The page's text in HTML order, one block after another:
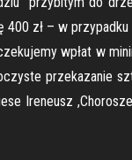
400 zł – w
wpłat w
przekazanie
Ireneusz